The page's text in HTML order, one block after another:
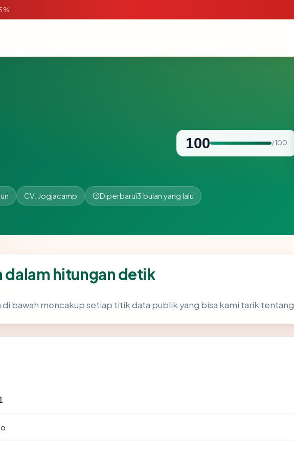
100 / 100
CV. Jogjacamp Diperbarui3 bulan yang lalu
hitungan detik
bawah mencakup setiap titik data publik yang bisa kami tarik tentang